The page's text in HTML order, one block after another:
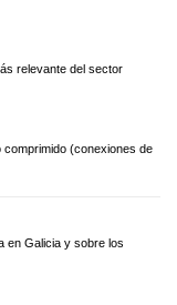
relevante del sector
comprimido (conexiones de
en Galicia y sobre los